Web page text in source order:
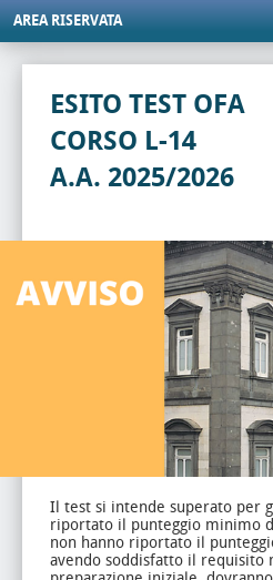
AREA RISERVATA
ESITO TEST OFA
CORSO L-14
A.A. 2025/2026
Il test si intende superato per
riportato il punteggio minimo
non hanno riportato il
avendo soddisfatto il requisito